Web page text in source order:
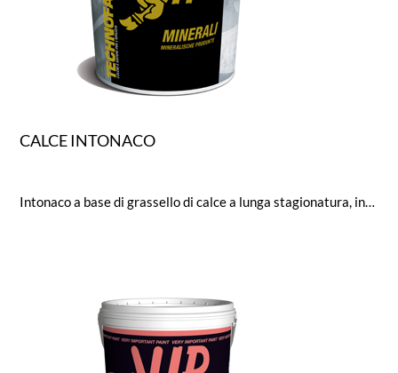
CALCE INTONACO
Intonaco a base di grassello di calce a lunga stagionatura, inerti selezionati e additivi resistenti agli alcali e non